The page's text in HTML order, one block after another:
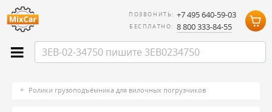
ПОЗВОНИТЬ: +7 495 640-59-03
БЕСПЛАТНО: 8 800 333-84-55
Ролики грузоподъёмника для вилочных погрузчиков